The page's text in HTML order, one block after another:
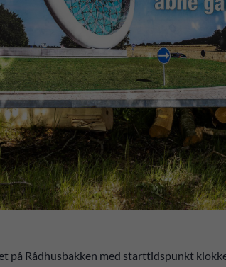
på Rådhusbakken med starttidspunkt